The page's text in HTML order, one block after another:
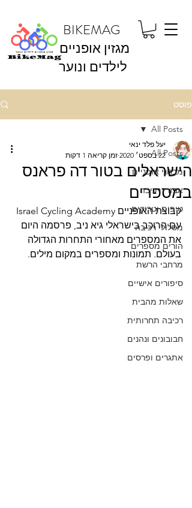
BIKEMAG
מגזין אופניים
לילדים ונוער
פוסט
All Posts
מבחני אופניים
אבזרי רכיבה
טיפים וטריקים
מסלולי רכיבה
הורים מספרים
מרחבי הרשת
סיפורים אישיים
שאלות מהבית
רכיבה תחרותית
חבובונים ונהנים
אתגרים ופרסים
All Posts
הישראלים בטור דה פראנס
במספרים
יעל פלד ינאי
22 בספט׳ 2020
זמן קריאה 1 דקות
עם הרוכב בישראלי גיא ניב, פרסמה היום
את המספרים מאחורי התחרות הגדולה
בעולם. תמונות ומספרים במקום מילים.